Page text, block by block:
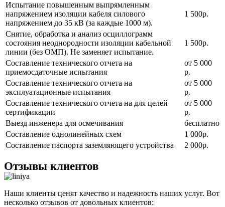
Испытание повышенным выпрямленным
напряжением изоляции кабеля силового
напряжением до 35 кВ (за каждые 1000 м).
1 500р.
Снятие, обработка и анализ осциллограмм
состояния неоднородности изоляции кабельной
линии (без ОМП). Не заменяет испытание.
1 500р.
Составление технического отчета на
приемосдаточные испытания
от 5 000
р.
Составление технического отчета на
эксплуатационные испытания
от 5 000
р.
Составление технического отчета на для целей
сертификации
от 5 000
р.
Выезд инженера для осмечивания
бесплатно
Составление однолинейных схем
1 000р.
Составление паспорта заземляющего устройства
2 000р.
Отзывы клиентов
Наши клиенты ценят качество и надежность наших услуг. Вот
несколько отзывов от довольных клиентов: